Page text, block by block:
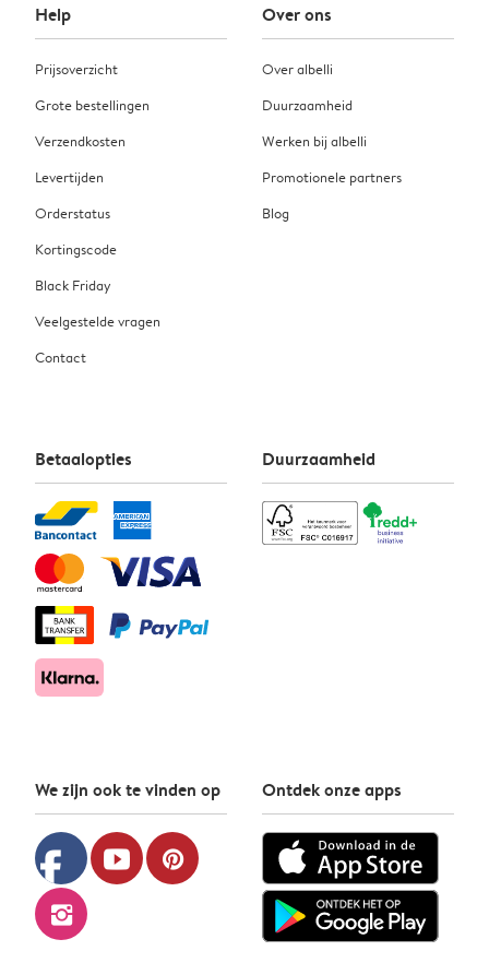
Help
Prijsoverzicht
Grote bestellingen
Verzendkosten
Levertijden
Orderstatus
Kortingscode
Black Friday
Veelgestelde vragen
Contact
Over ons
Over albelli
Duurzaamheid
Werken bij albelli
Promotionele partners
Blog
Betaalopties Duurzaamheid
We zijn ook te vinden op
facebook youtube pinterest
instagram
Ontdek onze apps